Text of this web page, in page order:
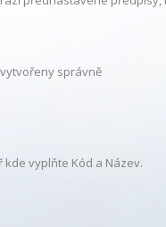
správně
vyplňte Kód a Název.